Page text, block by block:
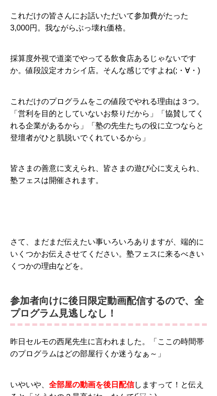
これだけの皆さんにお話いただいて参加費がたった
3,000円。我ながらぶっ壊れ価格。
採算度外視で道楽でやってる飲食店あるじゃないです
か。値段設定オカシイ店。そんな感じですよね(;・∀・)
これだけのプログラムをこの値段でやれる理由は３つ。
「営利を目的としていないお祭りだから」「協賛してく
れる企業があるから」「塾の先生たちの役に立つならと
登壇者がひと肌脱いでくれているから」
皆さまの善意に支えられ、皆さまの遊び心に支えられ、
塾フェスは開催されます。
さて、まだまだ伝えたい事いろいろありますが、端的に
いくつかお伝えさせてください。塾フェスに来るべきい
くつかの理由などを。
参加者向けに後日限定動画配信するので、全
プログラム見逃しなし！
昨日セルモの西尾先生に言われました。「ここの時間帯
のプログラムはどの部屋行くか迷うなぁ～」
いやいや、 全部屋の動画を後日配信しますって！と伝え